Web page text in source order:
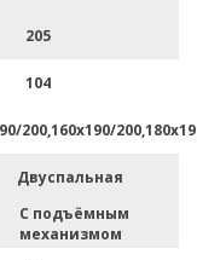
205
104
200,160х190/
Двуспальная
С подъёмным
механизмом